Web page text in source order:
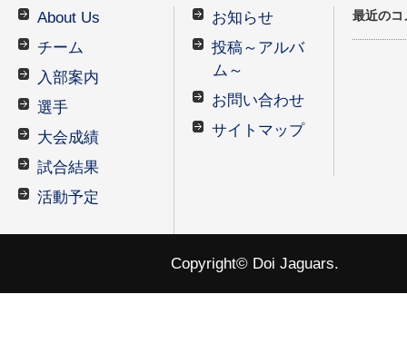
About Us
チーム
入部案内
選手
大会成績
試合結果
活動予定
お知らせ
投稿～アルバ
ム～
お問い合わせ
サイトマップ
最近のコ
Copyright© Doi Jaguars.